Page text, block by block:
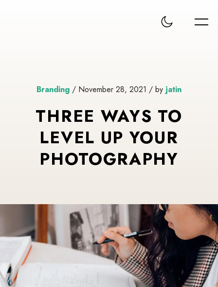
Branding / November 28, 2021 / by jatin
THREE WAYS TO
LEVEL UP YOUR
PHOTOGRAPHY